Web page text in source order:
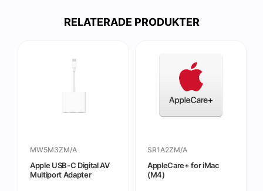
RELATERADE PRODUKTER
MW5M3ZM/A
Apple USB-C Digital AV
Multiport Adapter
SR1A2ZM/A
AppleCare+ for iMac
(M4)